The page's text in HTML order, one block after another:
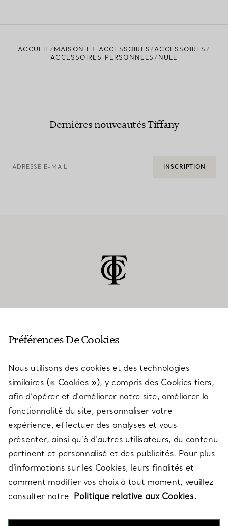
TROUVEZ LA BOUTIQUE LA PLUS PROCHE
ACCUEIL MAISON ET ACCESSOIRES
ACCESSOIRES
ACCESSOIRES PERSONNELS
NULL
Dernières nouveautés Tiffany
ADRESSE E-MAIL INSCRIPTION
SERVICES
À PROPOS
QUESTIONS LÉGALES
SUIVEZ-NOUS
Préférences De Cookies
Nous utilisons des cookies et des technologies
similaires (« Cookies »), y compris des Cookies tiers,
afin d’opérer et d’améliorer notre site, améliorer la
fonctionnalité du site, personnaliser votre
expérience, effectuer des analyses et vous
présenter, ainsi qu’à d’autres utilisateurs, du contenu
pertinent et personnalisé et des publicités. Pour plus
d’informations sur les Cookies, leurs finalités et
comment modifier vos choix à tout moment, veuillez
consulter notre Politique relative aux Cookies.